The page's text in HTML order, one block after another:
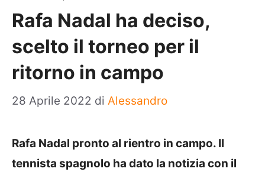
Rafa Nadal ha deciso,
scelto il torneo per il
ritorno in campo
28 Aprile 2022 di Alessandro
Rafa Nadal pronto al rientro in campo. Il
tennista spagnolo ha dato la notizia con il